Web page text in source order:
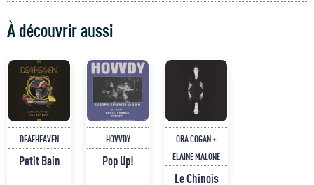
À découvrir aussi
DEAFHEAVEN
Petit Bain
HOVVDY
Pop Up!
ORA COGAN +
ELAINE MALONE
Le Chinois